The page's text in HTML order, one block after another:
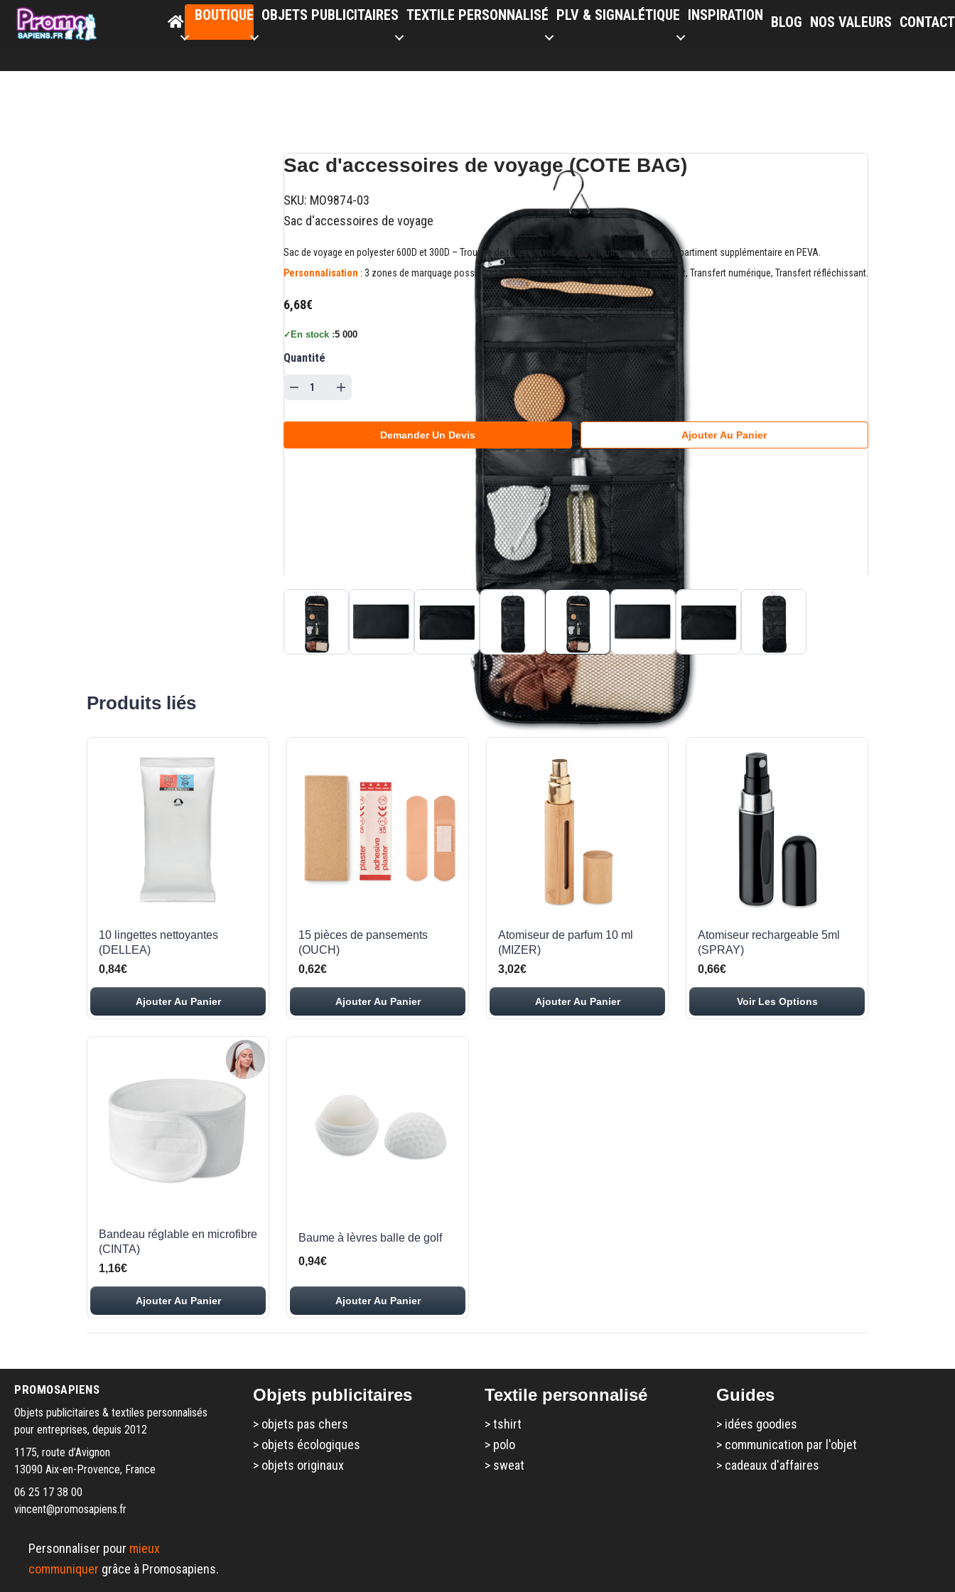
BOUTIQUE OBJETS PUBLICITAIRES TEXTILE PERSONNALISÉ PLV & SIGNALÉTIQUE INSPIRATION BLOG NOS VALEURS CONTACT
Sac d'accessoires de voyage (COTE BAG)
SKU: MO9874-03
Sac d'accessoires de voyage
Sac de voyage en polyester 600D et 300D – Trousse de toilette avec compartiments en filet et compartiment supplémentaire en PEVA.
Personnalisation : 3 zones de marquage possibles. Techniques disponibles : Sérigraphie, Transfert, Transfert numérique, Transfert réfléchissant.
6,68€
✓ En stock :5 000
Quantité
Demander Un Devis Ajouter Au Panier
Produits liés
10 lingettes nettoyantes
(DELLEA)
0,84€
Ajouter Au Panier
15 pièces de pansements
(OUCH)
0,62€
Ajouter Au Panier
Atomiseur de parfum 10 ml
(MIZER)
3,02€
Ajouter Au Panier
Atomiseur rechargeable 5ml
(SPRAY)
0,66€
Voir Les Options
Bandeau réglable en microfibre
(CINTA)
1,16€
Ajouter Au Panier
Baume à lèvres balle de golf
0,94€
Ajouter Au Panier
PROMOSAPIENS
Objets publicitaires & textiles personnalisés
pour entreprises, depuis 2012
1175, route d’Avignon
13090 Aix-en-Provence, France
06 25 17 38 00
vincent@promosapiens.fr
Personnaliser pour mieux
communiquer grâce à Promosapiens.
Objets publicitaires
> objets pas chers
> objets écologiques
> objets originaux
Textile personnalisé
>tshirt
> polo
> sweat
Guides
> idées goodies
> communication par l'objet
> cadeaux d'affaires